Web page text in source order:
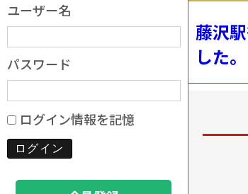
ユーザー名
パスワード
ログイン情報を記憶
藤沢
した。